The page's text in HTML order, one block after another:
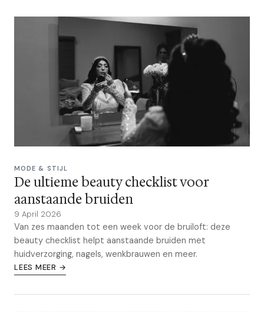
MODE & STIJL
De ultieme beauty checklist voor
aanstaande bruiden
9 April 2026
Van zes maanden tot een week voor de bruiloft: deze
beauty checklist helpt aanstaande bruiden met
huidverzorging, nagels, wenkbrauwen en meer.
LEES MEER →